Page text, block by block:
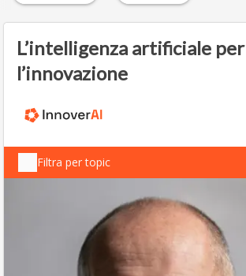
L’intelligenza artificiale per
l’innovazione
Filtra per topic